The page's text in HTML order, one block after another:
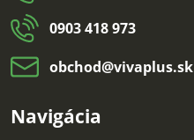
0903 418 973
obchod​@vivaplus​.sk
Navigácia